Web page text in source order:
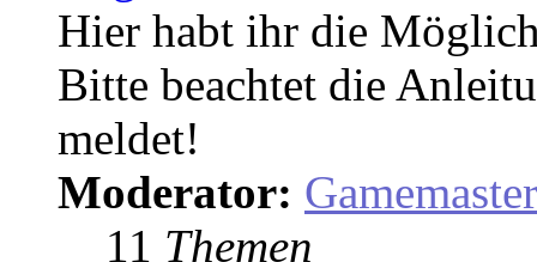
Hier habt ihr die
Bitte beachtet die
meldet!
Moderator: Gamemaster
11 Themen